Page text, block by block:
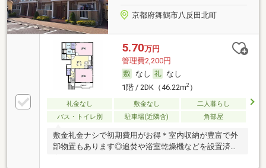
京都府舞鶴市八反田北町
5.70万円
管理費2,200円
なし
なし
1階 / 2DK（46.22m2）
礼金なし 敷金なし
二人暮らし
バス・トイレ別
駐車場(近隣含) 角部屋
敷金礼金ナシで初期費用がお得＊室内収納が豊富で外
部物置もあります◎追焚や浴室乾燥機などを設置済み